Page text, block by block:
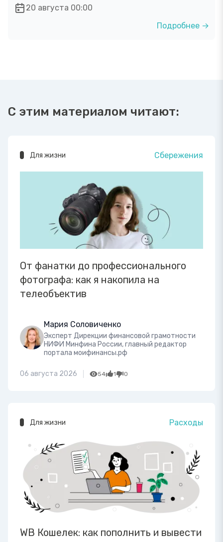
20 августа 00:00
Подробнее →
С этим материалом читают:
Для жизни Сбережения
От фанатки до профессионального
фотографа: как я накопила на
телеобъектив
Мария Соловиченко
Эксперт Дирекции финансовой грамотности
НИФИ Минфина России, главный редактор
портала моифинансы.рф
06 августа 2026 54 1 0
Для жизни Расходы
WB Кошелек: как пополнить и вывести